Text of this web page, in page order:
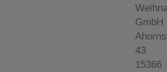
GmbH
43
15366